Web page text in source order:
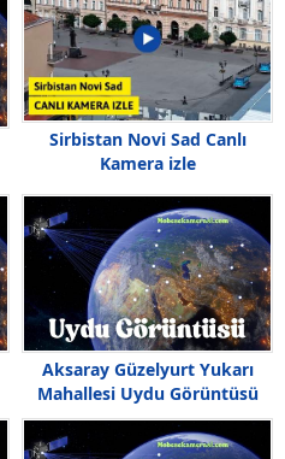
Sirbistan Novi Sad Canlı
Kamera izle
Aksaray Güzelyurt Yukarı
Mahallesi Uydu Görüntüsü
Haritası